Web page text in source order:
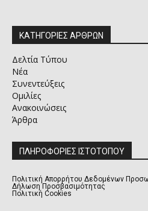
ΚΑΤΗΓΟΡΙΕΣ ΑΡΘΡΩΝ
Δελτία Τύπου
Νέα
Συνεντεύξεις
Ομιλίες
Ανακοινώσεις
Άρθρα
ΠΛΗΡΟΦΟΡΙΕΣ ΙΣΤΟΤΟΠΟΥ
Πολιτική Απορρήτου Δεδομένων
Δήλωση Προσβασιμότητας
Πολιτική Cookies